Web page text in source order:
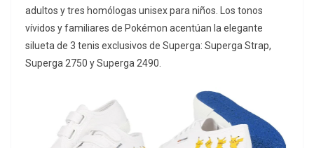
adultos y tres homólogas unisex para niños. Los tonos
vívidos y familiares de Pokémon acentúan la elegante
silueta de 3 tenis exclusivos de Superga: Superga Strap,
Superga 2750 y Superga 2490.